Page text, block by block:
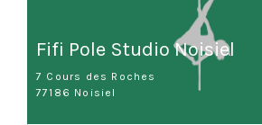
Fifi Pole Studio Noisiel
7 Cours des Roches
77186 Noisiel